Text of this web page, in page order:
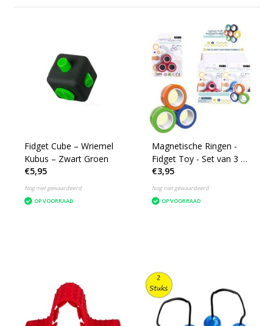
Fidget Cube – Wriemel
Kubus – Zwart Groen
€5,95
Nog niet gewaardeerd
OP VOORRAAD
Magnetische Ringen -
Fidget Toy - Set van 3 -
Kleur assorti geleverd
€3,95
Nog niet gewaardeerd
OP VOORRAAD